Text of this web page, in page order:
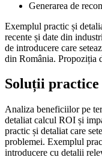
Generarea de
Exemplul practic și
recente și date din
de introducere care
din România. Propoziția
Soluții practice
Analiza beneficiilor pe
detaliat calcul ROI și
practic și detaliat care
problemei. Exemplul
introducere cu detalii